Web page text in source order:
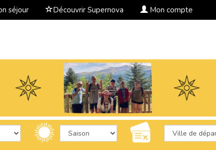
séjour Découvrir Supernova Mon compte